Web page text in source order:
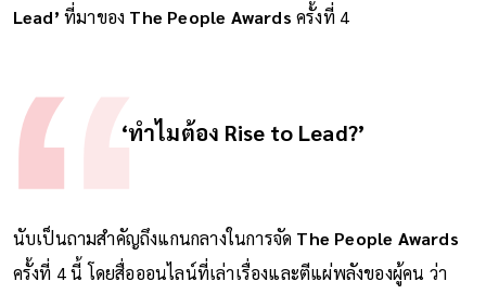
Lead’ที่มาของ The People Awards ครั้งที่ 4
‘ทำไมต้อง Rise to Lead?’
นับเป็นถามสำคัญถึงแกนกลางในการจัด The People Awards
ครั้งที่ 4 นี้ โดยสื่อออนไลน์ที่เล่าเรื่องและตีแผ่พลังของผู้คน ว่า